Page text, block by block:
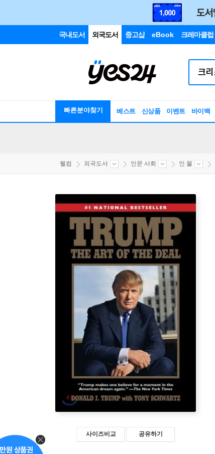
국내도서 외국도서 중고샵 eBook 크레마클럽
빠른분야찾기 베스트 신상품 이벤트 바이백
웰컴 외국도서 인문 사회 인 물
사이즈비교 공유하기